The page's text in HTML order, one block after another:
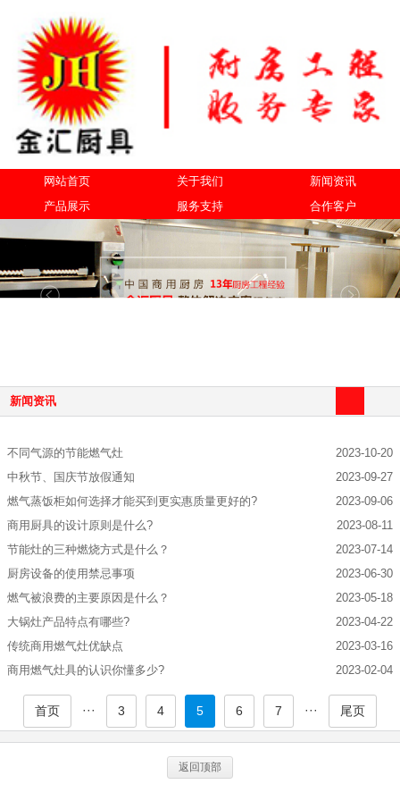
网站首页 关于我们
新闻资讯
产品展示
服务支持 合作客户
新闻资讯
不同气源的节能燃气灶
2023-10-20
中秋节、国庆节放假通知
2023-09-27
燃气蒸饭柜如何选择才能买到更实惠质量更好的?
2023-09-06
商用厨具的设计原则是什么?
2023-08-11
节能灶的三种燃烧方式是什么？
2023-07-14
厨房设备的使用禁忌事项
2023-06-30
燃气被浪费的主要原因是什么？
2023-05-18
大锅灶产品特点有哪些?
2023-04-22
传统商用燃气灶优缺点
2023-03-16
商用燃气灶具的认识你懂多少?
2023-02-04
首页 ··· 3 4 5 6 7 ··· 尾页
返回顶部